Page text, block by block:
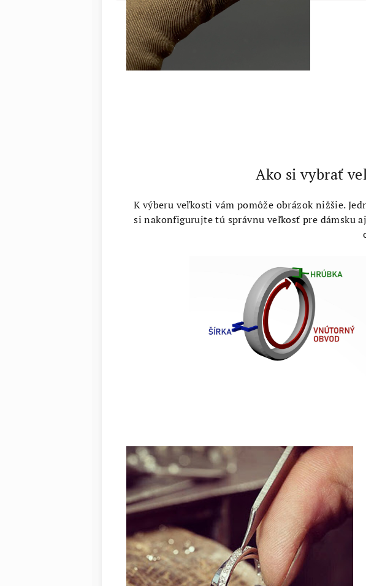
Ako si vybrať
K výberu veľkosti vám pomôže obrázok nižšie.
si nakonfigurujte tú správnu veľkosť pre dámsku